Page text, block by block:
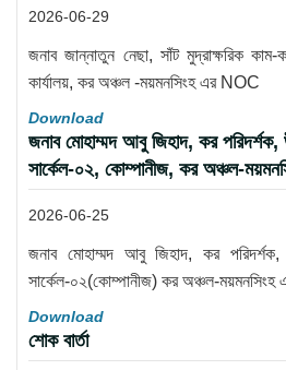
2026-06-29
জনাব জান্নাতুন নেছা, সাঁট মুদ্রাক্ষরিক কাম-
কার্যালয়, কর অঞ্চল -ময়মনসিংহ এর NOC
Download
জনাব মোহাম্মদ আবু জিহাদ, কর পরিদর্শক,
সার্কেল-০২, কোম্পানীজ, কর অঞ্চল-
2026-06-25
জনাব মোহাম্মদ আবু জিহাদ, কর পরিদর্শক,
সার্কেল-০২(কোম্পানীজ) কর অঞ্চল-
Download
শোক বার্তা